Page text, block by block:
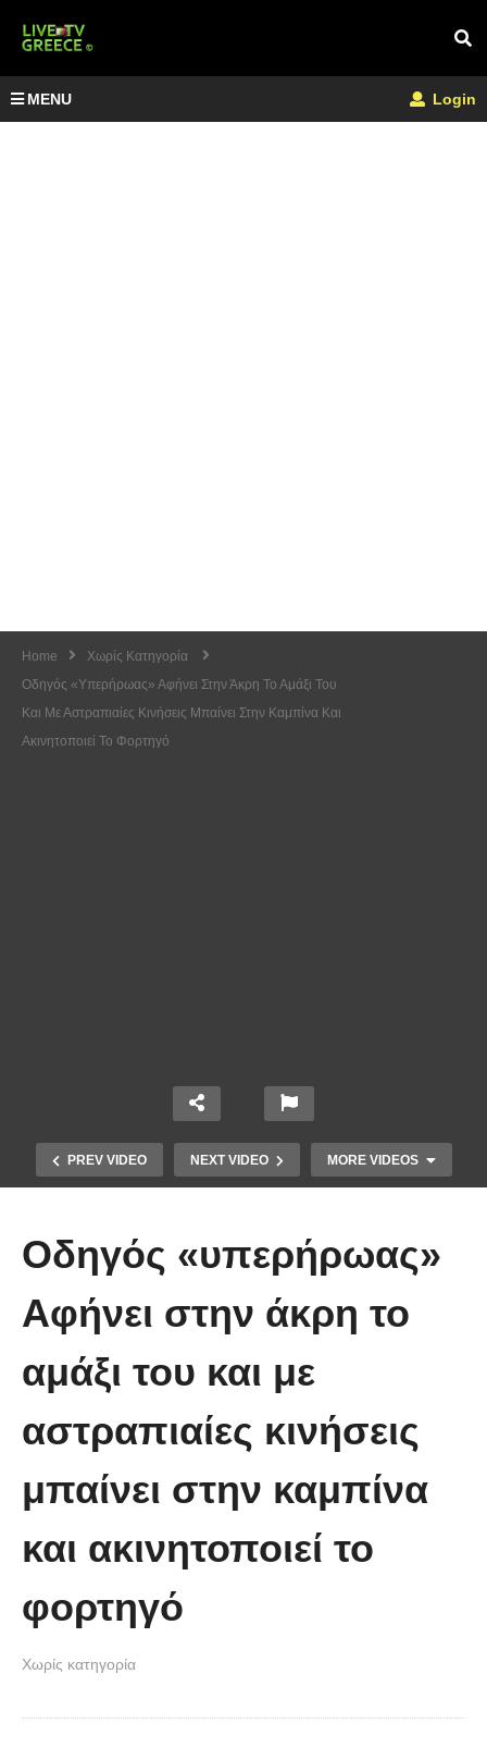
MENU Login
Home
Χωρίς Κατηγορία
Οδηγός «υπερήρωας» Αφήνει Στην Άκρη Το Αμάξι Του
Και Με Αστραπιαίες Κινήσεις Μπαίνει Στην Καμπίνα Και
Ακινητοποιεί Το Φορτηγό
PREV VIDEO NEXT VIDEO MORE VIDEOS
Η Ειρήνη Ερμίδου βγήκε σε
(Βίντεο)
Οδηγός «υπερήρωας»
Αφήνει στην άκρη το
αμάξι του και με
αστραπιαίες κινήσεις
μπαίνει στην καμπίνα
και ακινητοποιεί το
φορτηγό
Χωρίς κατηγορία